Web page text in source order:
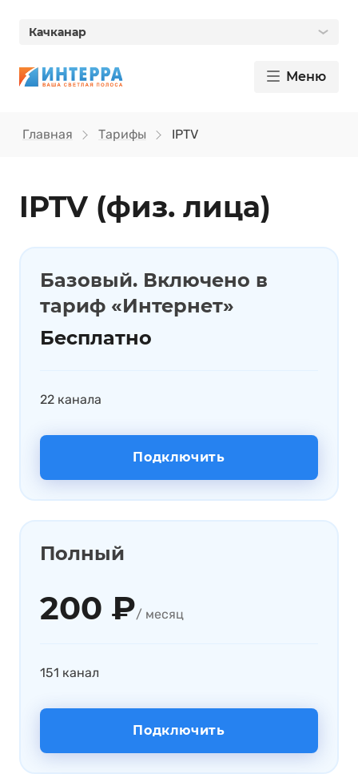
Качканар
Меню
Главная Тарифы IPTV
IPTV (физ. лица)
Базовый. Включено в
тариф «Интернет»
Бесплатно
22 канала
Подключить
Полный
200 ₽/ месяц
151 канал
Подключить